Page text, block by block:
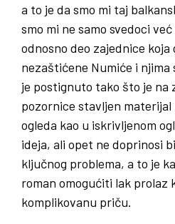
a to je da smo mi taj
smo mi ne samo svedoci
odnosno deo zajednice koja
nezaštićene Numiće i njima
je postignuto tako što je na
pozornice stavljen materijal
ogleda kao u iskrivljenom
ideja, ali opet ne doprinosi
ključnog problema, a to je
roman omogućiti lak prolaz
komplikovanu priču.